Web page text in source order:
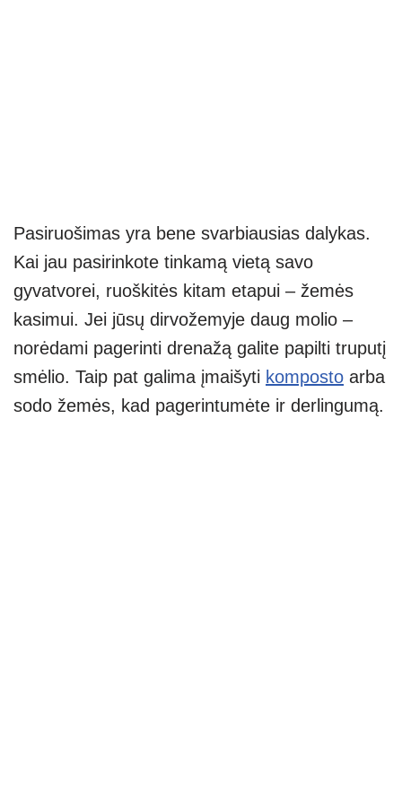
Pasiruošimas yra bene svarbiausias dalykas.
Kai jau pasirinkote tinkamą vietą savo
gyvatvorei, ruoškitės kitam etapui – žemės
kasimui. Jei jūsų dirvožemyje daug molio –
norėdami pagerinti drenažą galite papilti truputį
smėlio. Taip pat galima įmaišyti komposto arba
sodo žemės, kad pagerintumėte ir derlingumą.